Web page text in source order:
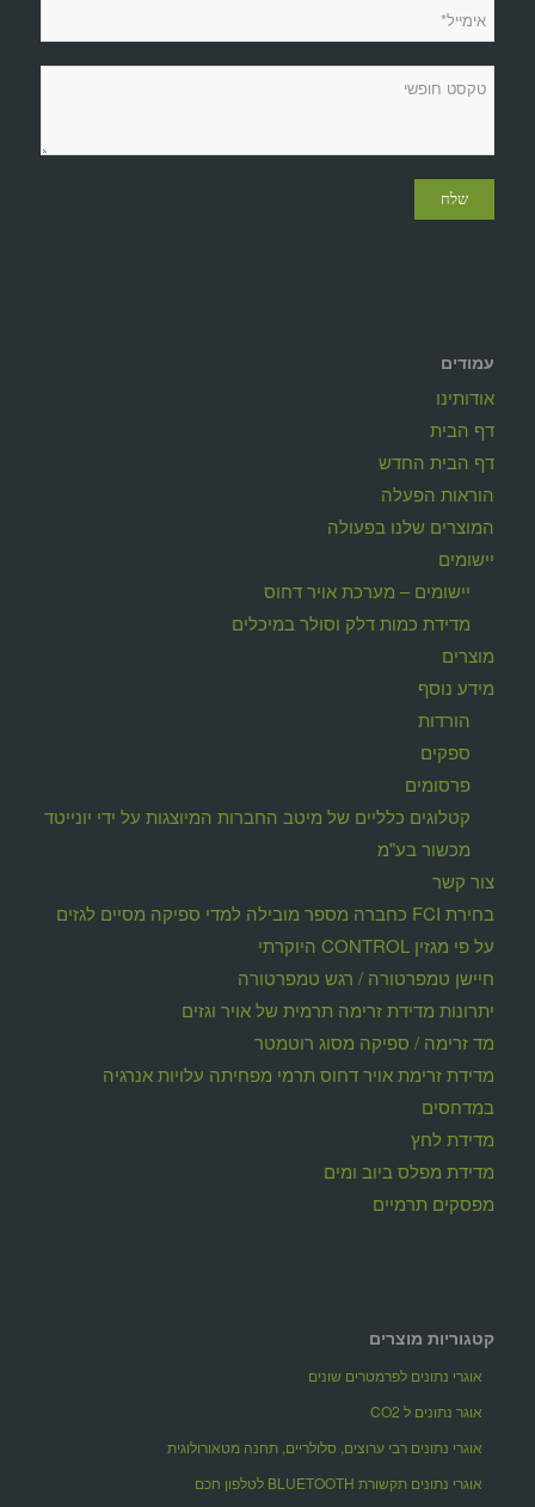
עמודים
אודותינו
דף הבית
דף הבית החדש
הוראות הפעלה
המוצרים שלנו בפעולה
יישומים
יישומים – מערכת אויר דחוס
מדידת כמות דלק וסולר במיכלים
מוצרים
מידע נוסף
הורדות
ספקים
פרסומים
קטלוגים כלליים של מיטב החברות המיוצגות על ידי יונייטד
מכשור בע"מ
צור קשר
בחירת FCI כחברה מספר מובילה למדי ספיקה מסיים לגזים
על פי מגזין CONTROL היוקרתי
חיישן טמפרטורה / רגש טמפרטורה
יתרונות מדידת זרימה תרמית של אויר וגזים
מד זרימה / ספיקה מסוג רוטמטר
מדידת זרימת אויר דחוס תרמי מפחיתה עלויות אנרגיה
במדחסים
מדידת לחץ
מדידת מפלס ביוב ומים
מפסקים תרמיים
קטגוריות מוצרים
אוגרי נתונים לפרמטרים שונים
אוגר נתונים ל CO2
אוגרי נתונים רבי ערוצים, סלולריים, תחנה מטאורולוגית
אוגרי נתונים תקשורת BLUETOOTH לטלפון חכם